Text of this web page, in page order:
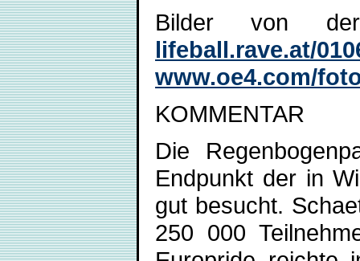
Bilder von
lifeball.rave.at/
www.oe4.com/
KOMMENTAR
Die
Endpunkt der in
gut besucht.
250 000